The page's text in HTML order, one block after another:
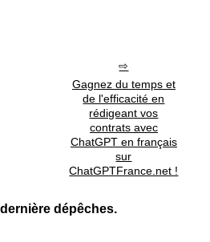
Gagnez du temps et
de l'efficacité en
rédigeant vos
contrats avec
ChatGPT en français
sur
ChatGPTFrance.net !
dépêches.